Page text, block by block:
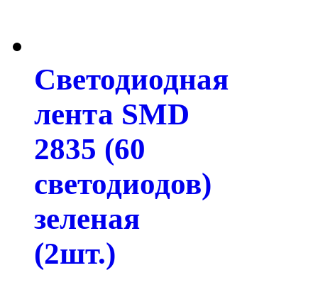
Светодиодная
лента SMD
2835 (60
светодиодов)
зеленая
(2шт.)